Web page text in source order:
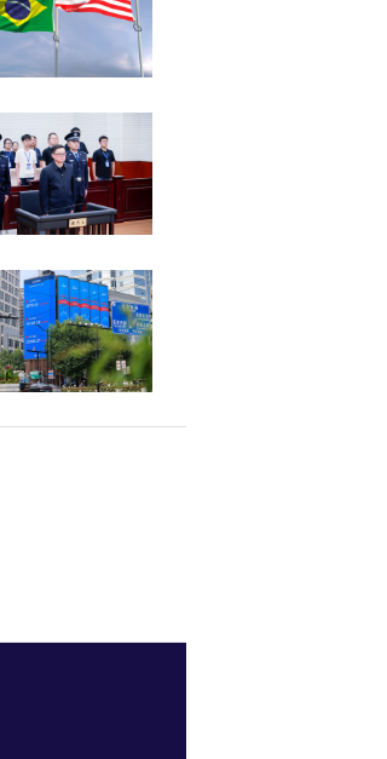
（地区），在
诊病例超过万
，其中，美国
（12149335
其（3317182
）等85个国
确诊病例最多
例，死